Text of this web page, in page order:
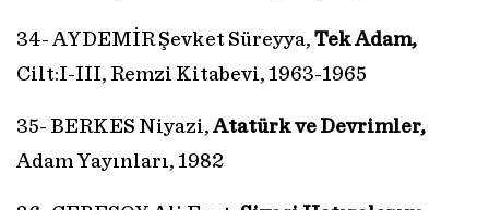
34- AYDEMİR Şevket Süreyya, Tek Adam,
Cilt:I-III, Remzi Kitabevi, 1963-1965
35- BERKES Niyazi, Atatürk ve Devrimler,
Adam Yayınları, 1982